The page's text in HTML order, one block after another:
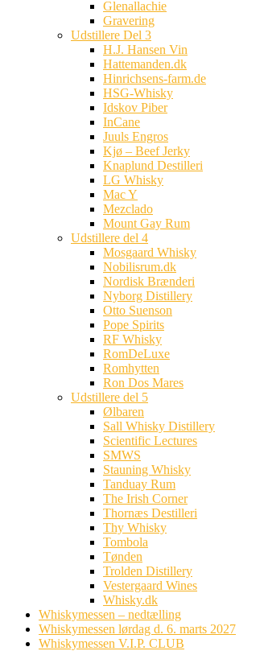
Glenallachie
Gravering
Udstillere Del 3
H.J. Hansen Vin
Hattemanden.dk
Hinrichsens-farm.de
HSG-Whisky
Idskov Piber
InCane
Juuls Engros
Kjø – Beef Jerky
Knaplund Destilleri
LG Whisky
Mac Y
Mezclado
Mount Gay Rum
Udstillere del 4
Mosgaard Whisky
Nobilisrum.dk
Nordisk Brænderi
Nyborg Distillery
Otto Suenson
Pope Spirits
RF Whisky
RomDeLuxe
Romhytten
Ron Dos Mares
Udstillere del 5
Ølbaren
Sall Whisky Distillery
Scientific Lectures
SMWS
Stauning Whisky
Tanduay Rum
The Irish Corner
Thornæs Destilleri
Thy Whisky
Tombola
Tønden
Trolden Distillery
Vestergaard Wines
Whisky.dk
Whiskymessen – nedtælling
Whiskymessen lørdag d. 6. marts 2027
Whiskymessen V.I.P. CLUB